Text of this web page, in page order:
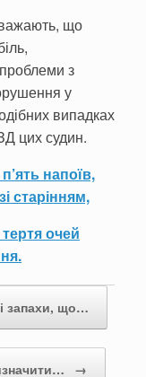
що
з
у
випадках
цих судин.
напоїв,
старінням,
очей
запахи, що…
→